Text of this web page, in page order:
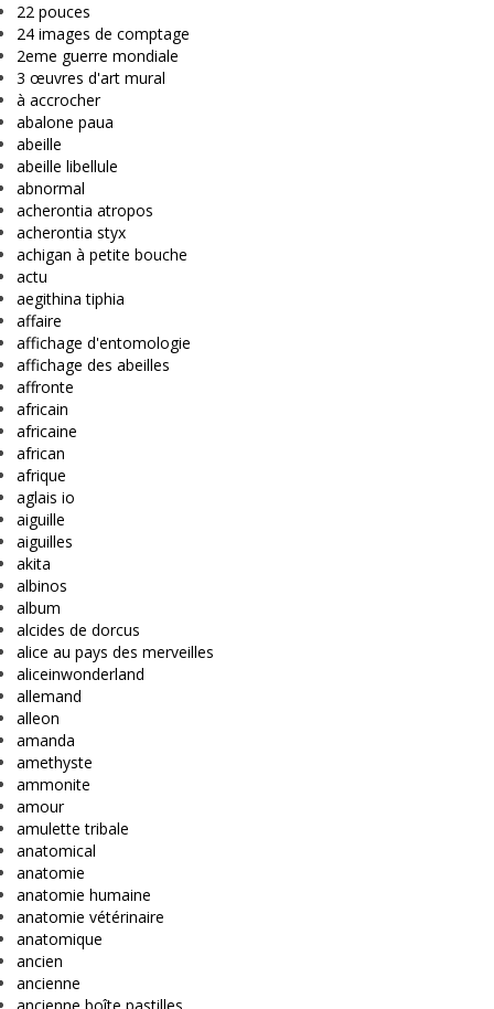
22 pouces
24 images de comptage
2eme guerre mondiale
3 œuvres d'art mural
à accrocher
abalone paua
abeille
abeille libellule
abnormal
acherontia atropos
acherontia styx
achigan à petite bouche
actu
aegithina tiphia
affaire
affichage d'entomologie
affichage des abeilles
affronte
africain
africaine
african
afrique
aglais io
aiguille
aiguilles
akita
albinos
album
alcides de dorcus
alice au pays des merveilles
aliceinwonderland
allemand
alleon
amanda
amethyste
ammonite
amour
amulette tribale
anatomical
anatomie
anatomie humaine
anatomie vétérinaire
anatomique
ancien
ancienne